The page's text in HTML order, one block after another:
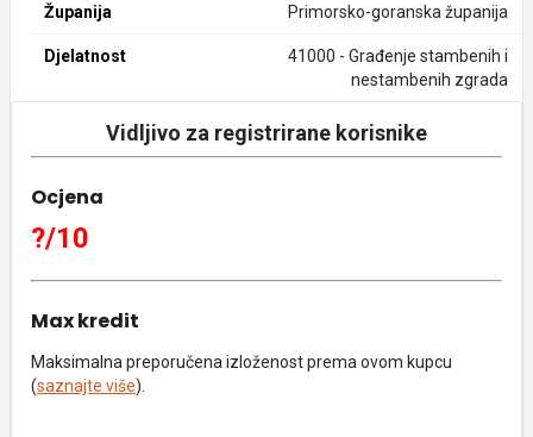
Županija Primorsko-goranska županija
Djelatnost
41000 - Građenje stambenih i
nestambenih zgrada
Vidljivo za registrirane korisnike
Ocjena
?/10
Max kredit
Maksimalna preporučena izloženost prema ovom kupcu
(saznajte više).